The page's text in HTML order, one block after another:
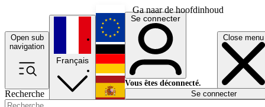
Ga naar de hoofdinhoud
Open sub
navigation
Close menu
Recherche
Français
English
Deutsch
Español
Se connecter
Vous êtes déconnecté.
Se connecter